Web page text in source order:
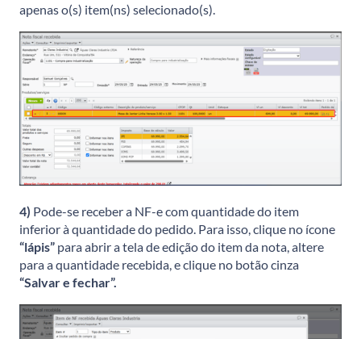
apenas o(s) item(ns) selecionado(s).
4) Pode-se receber a NF-e com quantidade do item
inferior à quantidade do pedido. Para isso, clique no ícone
“lápis” para abrir a tela de edição do item da nota, altere
para a quantidade recebida, e clique no botão cinza
“Salvare fechar”.